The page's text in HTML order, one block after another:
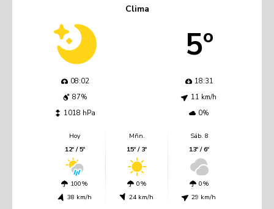
Clima
5º
08:02
18:31
87%
11 km/h
1018 hPa
0%
Hoy
12º / 5º
100%
38 km/h
Mñn.
15º / 3º
0%
24 km/h
Sáb. 8
13º / 6º
0%
29 km/h